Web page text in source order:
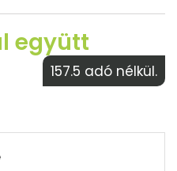
együtt
157.5 adó nélkül.